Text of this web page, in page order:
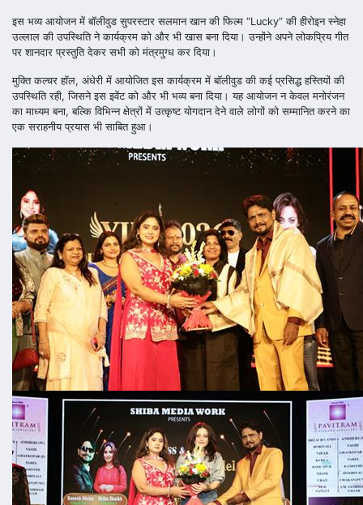
इस भव्य आयोजन में बॉलीवुड सुपरस्टार सलमान खान की फिल्म “Lucky” की हीरोइन स्नेहा
उल्लाल की उपस्थिति ने कार्यक्रम को और भी खास बना दिया। उन्होंने अपने लोकप्रिय गीत
पर शानदार प्रस्तुति देकर सभी को मंत्रमुग्ध कर दिया।
मुक्ति कल्चर हॉल, अंधेरी में आयोजित इस कार्यक्रम में बॉलीवुड की कई प्रसिद्ध हस्तियों की
उपस्थिति रही, जिसने इस इवेंट को और भी भव्य बना दिया। यह आयोजन न केवल मनोरंजन
का माध्यम बना, बल्कि विभिन्न क्षेत्रों में उत्कृष्ट योगदान देने वाले लोगों को सम्मानित करने का
एक सराहनीय प्रयास भी साबित हुआ।